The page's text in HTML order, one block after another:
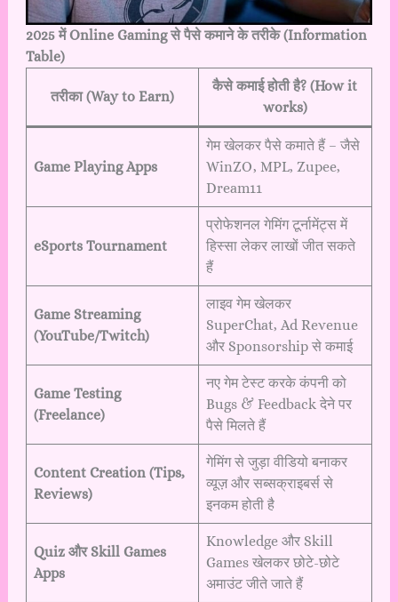
2025 में Online Gaming से पैसे कमाने के तरीके (Information
Table)
तरीका (Way to Earn)
कैसे कमाई होती है? (How it
works)
Game Playing Apps
गेम खेलकर पैसे कमाते हैं – जैसे
WinZO, MPL, Zupee,
Dream11
eSports Tournament
प्रोफेशनल गेमिंग टूर्नामेंट्स में
हिस्सा लेकर लाखों जीत सकते
हैं
Game Streaming
(YouTube/Twitch)
लाइव गेम खेलकर
SuperChat, Ad Revenue
और Sponsorship से कमाई
Game Testing
(Freelance)
नए गेम टेस्ट करके कंपनी को
Bugs & Feedback देने पर
पैसे मिलते हैं
Content Creation (Tips,
Reviews)
गेमिंग से जुड़ा वीडियो बनाकर
व्यूज़ और सब्सक्राइबर्स से
इनकम होती है
Quiz और Skill Games
Apps
Knowledge और Skill
Games खेलकर छोटे-छोटे
अमाउंट जीते जाते हैं